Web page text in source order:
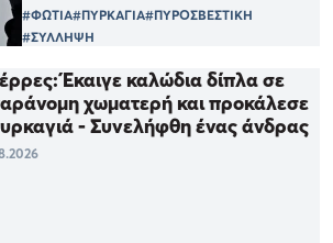
#ΦΩΤΙΑ#ΠΥΡΚΑΓΙΑ#ΠΥΡΟΣΒΕΣΤΙΚΗ
#ΣΥΛΛΗΨΗ
Έκαιγε καλώδια δίπλα σε
χωματερή και προκάλεσε
- Συνελήφθη ένας άνδρας